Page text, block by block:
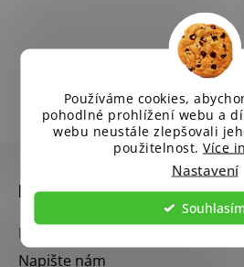
Používáme cookies,
pohodlné prohlížení webu a
webu neustále zlepšovali
použitelnost. Více
Nastavení
Souhlasím
Informace pro vás
Blog
Napište nám